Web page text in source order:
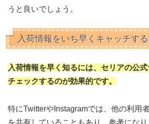
うと良いでしょう。
入荷情報をいち早くキャッチす
入荷情報を早く知るには、セリアの公
チェックするのが効果的です。
特にTwitterやInstagramでは、他の利用
を共有していることもあり、参考になり